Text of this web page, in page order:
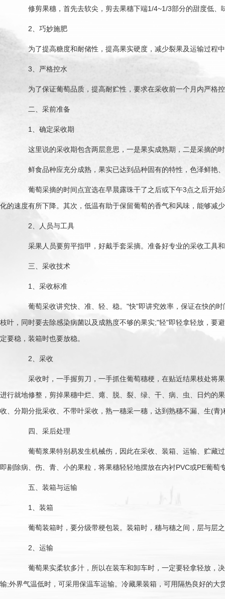
修剪果穗，首先去软尖，剪去果穗下端1/4~1/3部分的甜度低、
2、巧妙施肥
为了提高糖度和耐储性，提高果实硬度，减少裂果及运输过程
3、严格控水
为了保证葡萄品质，提高耐贮性，要求在采收前一个月内严格
二、采前准备
1、确定采收期
这里说的采收期包含两层意思，一是果实成熟期，二是采摘的
鲜食品种应充分成熟，果实已达到品种固有的特性，色泽鲜艳、
葡萄采摘的时间点宜选在早晨露珠干了之后或下午3点之后开始
化的速度有所下降。其次，低温有助于保留葡萄的香气和风味，能够减
2、人员与工具
采果人员要剪平指甲，好戴手套采摘。准备好专业的采收工具
三、采收技术
1、采收标准
葡萄采收讲究快、准、轻、稳。"快"即讲究效率，保证在快的时
枝叶，同时要去除感染病菌以及成熟度不够的果实;"轻"即轻拿轻放，要
定要稳，装箱时也要放稳。
2、采收
采收时，一手握剪刀，一手抓住葡萄穗梗，在贴近结果枝处将果
进行就地修整，剪掉果穗中烂、瘪、脱、裂、绿、干、病、虫、日灼的
收、分期分批采收、不带叶采收，熟一穗采一穗，达到熟穗不漏、生(青
四、采后处理
葡萄浆果特别易发生机械伤，因此在采收、装箱、运输、贮藏过
即剔除病、伤、青、小的果粒，将果穗轻轻地摆放在内衬PVC或PE葡
五、装箱与运输
1、装箱
葡萄装箱时，要分级带梗包装。装箱时，穗与穗之间，层与层之
2、运输
葡萄果实柔软多汁，所以在装车和卸车时，一定要轻拿轻放，决
输;外界气温低时，可采用保温车运输。冷藏果装箱，可用隔热良好的